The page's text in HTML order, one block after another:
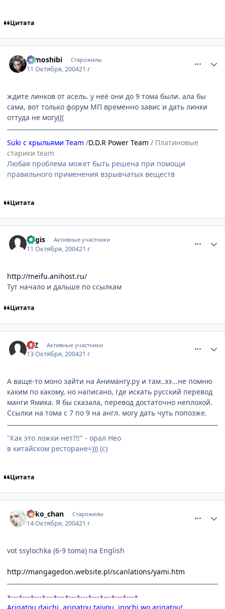
Цитата
tomoshibi Старожилы
11 Октября, 200421 г
ждите линков от асель. у неё они до 9 тома были. ала бы
сама, вот только форум МП временно завис и дать линки
оттуда не могу(((
Suki с крыльями Team /D.D.R Power Team / Платиновые
старики team
Любая проблема может быть решена при помощи
правильного применения взрывчатых веществ
Цитата
Regis Активные участники
11 Октября, 200421 г
http://meifu.anihost.ru/
Тут начало и дальше по ссылкам
Цитата
K/Z Активные участники
13 Октября, 200421 г
А ваще-то моно зайти на Анимангу.ру и там..ээ...не помню
каким по какому, но написано, где искать русский перевод
манги Ямика. Я бы сказала, перевод достаточно неплохой.
Ссылки на тома с 7 по 9 на англ. могу дать чуть попозже.
"Как это ложки нет?!!" - орал Нео
в китайском ресторане=))) (с)
Цитата
neko_chan Старожилы
14 Октября, 200421 г
vot ssylochka (6-9 toma) na English
http://mangagedon.website.pl/scanlations/yami.htm
+---+---+---+---+---+---+---+---+---+---+---+